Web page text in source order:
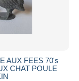
AUX FEES 70's
CHAT POULE